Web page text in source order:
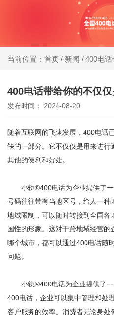
400电话受理中心
办400电话就选小轨
当前位置：首页 / 新闻 / 400电
400电话带给你的不仅
发布时间： 2024-08-20
随着互联网的飞速发展， 400电话
缺的一部分。它不仅仅是用来进行
其他的便利和好处。
小轨®400电话为企业提供了
号码往往带有当地区号，给人一
地域限制，可以随时转接到全国
国性的形象。这对于跨地域经营
哪个城市，都可以通过400电话随
问题。
小轨®400电话为企业提供了一
400电话，企业可以集中管理和处
客户服务的效率。消费者无论身处